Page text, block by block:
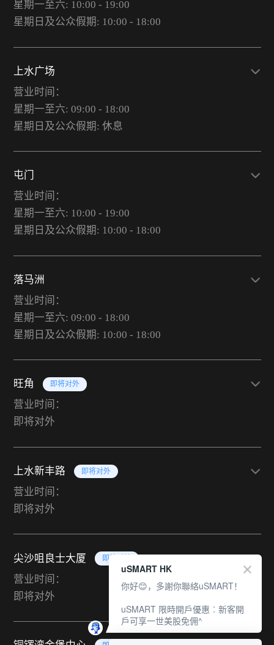
星期一至六: 10:00 - 19:00
星期日及公众假期: 10:00 - 18:00
上水广场
营业时间：
星期一至六: 09:00 - 18:00
星期日及公众假期: 休息
屯门
营业时间：
星期一至六: 10:00 - 19:00
星期日及公众假期: 10:00 - 18:00
落马洲
营业时间：
星期一至六: 09:00 - 18:00
星期日及公众假期: 10:00 - 18:00
旺角 即将对外
营业时间：
即将对外
上水新丰路 即将对外
营业时间：
即将对外
尖沙咀良士大厦 即将对外
营业时间：
即将对外
uSMART HK
你好😊，多謝你聯絡uSMART！
uSMART 限時開戶優惠︰新客開
戶可享一世美股免佣^